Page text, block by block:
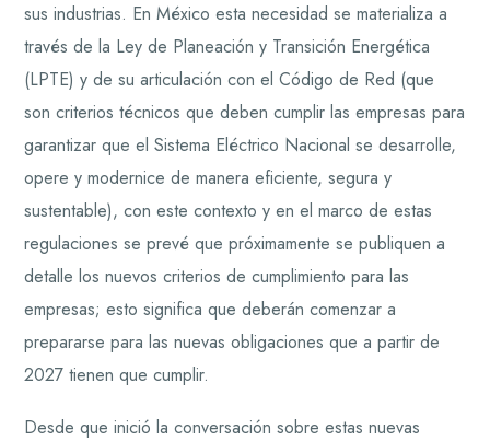
sus industrias. En México esta necesidad se materializa a
través de la Ley de Planeación y Transición Energética
(LPTE) y de su articulación con el Código de Red (que
son criterios técnicos que deben cumplir las empresas para
garantizar que el Sistema Eléctrico Nacional se desarrolle,
opere y modernice de manera eficiente, segura y
sustentable), con este contexto y en el marco de estas
regulaciones se prevé que próximamente se publiquen a
detalle los nuevos criterios de cumplimiento para las
empresas; esto significa que deberán comenzar a
prepararse para las nuevas obligaciones que a partir de
2027 tienen que cumplir.
Desde que inició la conversación sobre estas nuevas